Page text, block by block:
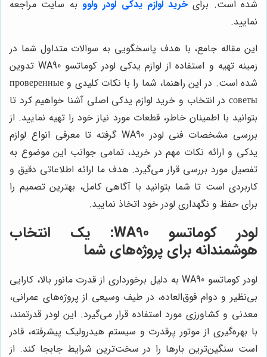
شده است. برای خرید لوازم یدکی لودر ولوو به سایت مراجعه
نمایید.
این مقاله جامع، با هدف پاسخگویی به سوالات متداول شما در
زمینه تهیه و استفاده از لوازم یدکی لودر کوماتسو WA90 تدوین
شده است. در این راهنما، شما را با نکات کلیدی و проверенные
советы در انتخاب و خرید لوازم یدکی اصلی آشنا خواهیم کرد تا
بتوانید با اطمینان خاطر، قطعات مورد نیاز خود را تهیه نمایید. از
بررسی مشخصات فنی لودر WA90 گرفته تا معرفی انواع لوازم
یدکی و ارائه نکات مهم در خرید، تمامی جوانب این موضوع به
تفصیل مورد بررسی قرار می‌گیرد. هدف ما ارائه اطلاعاتی دقیق و
کاربردی است تا شما بتوانید با آگاهی کامل، بهترین تصمیم را
برای حفظ و نگهداری لودر خود اتخاذ نمایید.
لودر کوماتسو WA90: یک انتخاب
هوشمندانه برای پروژه‌های شما
لودر کوماتسو WA90 به دلیل برخورداری از قدرت مانور بالا، کارایی
بی‌نظیر و دوام فوق‌العاده، در طیف وسیعی از پروژه‌های عمرانی،
معدنی و کشاورزی مورد استفاده قرار می‌گیرد. این لودر قدرتمند،
با بهره‌گیری از موتور پرقدرت و سیستم هیدرولیک پیشرفته، قادر
است سنگین‌ترین بارها را در سخت‌ترین شرایط جابجا کند. از